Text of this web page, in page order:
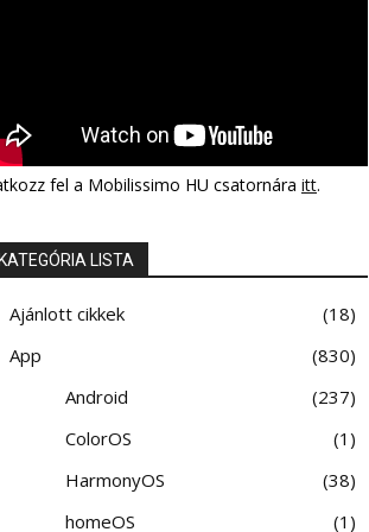
fel a Mobilissimo HU csatornára itt.
LISTA
Ajánlott cikkek
18
App
830
Android
237
ColorOS
1
HarmonyOS
38
homeOS
1